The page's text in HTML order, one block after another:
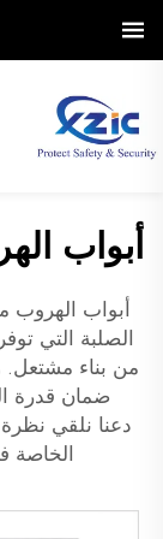
أبواب
أبواب الهروب
الصلبة التي
من بناء مشتعل.
ضمان قدرة
دعنا نلقي
الخاصة